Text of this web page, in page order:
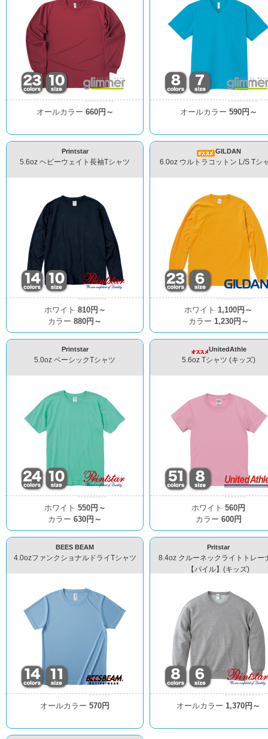
オールカラー 660円～ オールカラー 590円～
Printstar
5.6oz ヘビーウェイト長袖Tシャツ
ホワイト810円～
カラー 880円～
GILDAN
6.0oz ウルトラコットン L/S Tシ
ホワイト1,100円～
カラー 1,230円～
Printstar
5.0oz ベーシックTシャツ
ホワイト550円～
カラー 630円～
UnitedAthle
5.6oz Tシャツ (キッズ)
ホワイト560円
カラー 600円
BEES BEAM
4.0ozファンクショナルドライTシャツ
オールカラー 570円
Pritstar
8.4oz クルーネックライトトレー
【パイル】(キッズ)
オールカラー 1,370円～